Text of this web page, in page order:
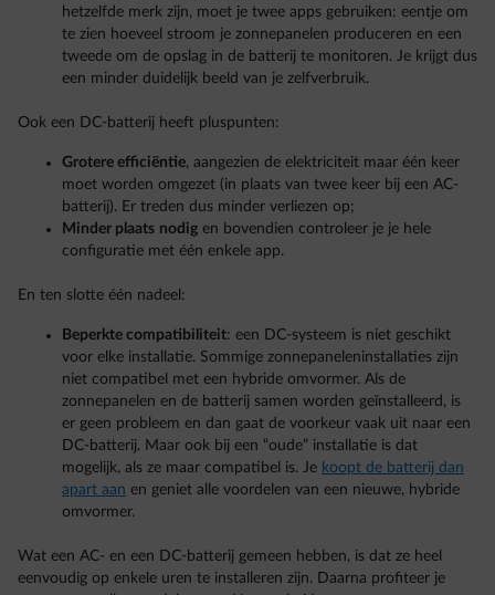
hetzelfde merk zijn, moet je twee apps gebruiken: eentje om
te zien hoeveel stroom je zonnepanelen produceren en een
tweede om de opslag in de batterij te monitoren. Je krijgt dus
een minder duidelijk beeld van je zelfverbruik.
Ook een DC-batterij heeft pluspunten:
Grotere efficiëntie, aangezien de elektriciteit maar één keer
moet worden omgezet (in plaats van twee keer bij een AC-
batterij). Er treden dus minder verliezen op;
Minder plaats nodig en bovendien controleer je je hele
configuratie met één enkele app.
En ten slotte één nadeel:
Beperkte compatibiliteit: een DC-systeem is niet geschikt
voor elke installatie. Sommige zonnepaneleninstallaties zijn
niet compatibel met een hybride omvormer. Als de
zonnepanelen en de batterij samen worden geïnstalleerd, is
er geen probleem en dan gaat de voorkeur vaak uit naar een
DC-batterij. Maar ook bij een “oude” installatie is dat
mogelijk, als ze maar compatibel is. Je koopt de batterij dan
apart aan en geniet alle voordelen van een nieuwe, hybride
omvormer.
Wat een AC- en een DC-batterij gemeen hebben, is dat ze heel
eenvoudig op enkele uren te installeren zijn. Daarna profiteer je